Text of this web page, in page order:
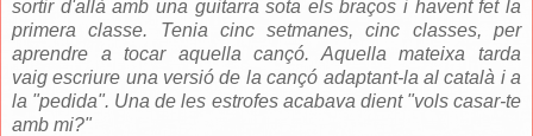
sortir d'allà amb una guitarra sota els braços i havent fet la
primera classe. Tenia cinc setmanes, cinc classes, per
aprendre a tocar aquella cançó. Aquella mateixa tarda
vaig escriure una versió de la cançó adaptant-la al català i a
la "pedida". Una de les estrofes acabava dient "vols casar-te
amb mi?"